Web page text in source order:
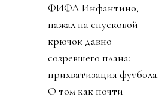
ФИФА Инфантино,
нажал на спусковой
крючок давно
созревшего плана:
прихватизация футбола.
О том как почти